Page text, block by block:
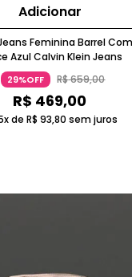
Adicionar
Feminina Barrel
Azul Calvin Klein Jeans
29%OFF R$659,00
R$ 469,00
de R$ 93,80 sem juros